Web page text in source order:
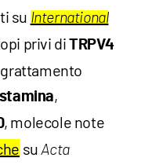
su International
privi diTRPV4
,
, molecole note
su Acta